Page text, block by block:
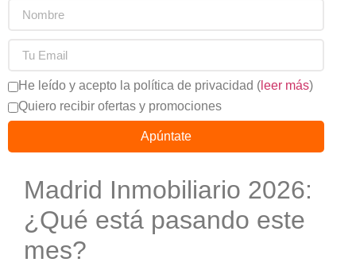
He leído y acepto la política de privacidad ( leer más)
Quiero recibir ofertas y promociones
Apúntate
Madrid Inmobiliario 2026:
¿Qué está pasando este
mes?